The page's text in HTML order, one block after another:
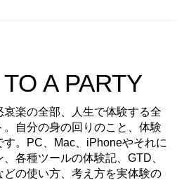
A PARTY
楽の全部、人生で体験する全
自分の身の回りのこと、体験
す。PC、Mac、iPhoneやそれに
各種ツールの体験記、GTD、
の使い方、考え方を実体験の